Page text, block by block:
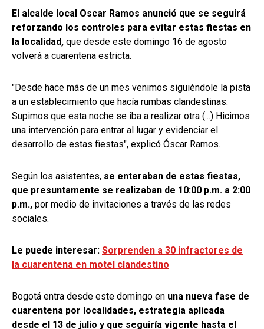
El alcalde local Oscar Ramos anunció que se seguirá
reforzando los controles para evitar estas fiestas en
la localidad, que desde este domingo 16 de agosto
volverá a cuarentena estricta.
"Desde hace más de un mes venimos siguiéndole la pista
a un establecimiento que hacía rumbas clandestinas.
Supimos que esta noche se iba a realizar otra (...) Hicimos
una intervención para entrar al lugar y evidenciar el
desarrollo de estas fiestas", explicó Óscar Ramos.
Según los asistentes, se enteraban de estas fiestas,
que presuntamente se realizaban de 10:00 p.m. a 2:00
p.m., por medio de invitaciones a través de las redes
sociales.
Le puede interesar: Sorprenden a 30 infractores de
la cuarentena en motel clandestino
Bogotá entra desde este domingo en una nueva fase de
cuarentena por localidades, estrategia aplicada
desde el 13 de julio y que seguiría vigente hasta el